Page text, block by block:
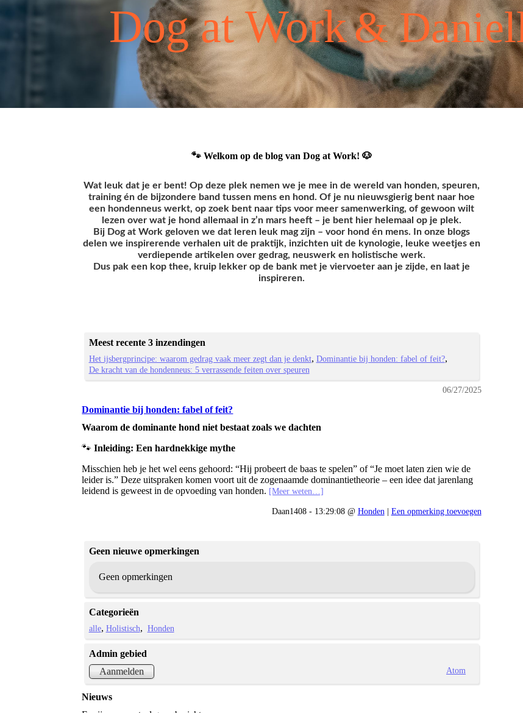
Dog at Work&
🐾 Welkom op de blog van Dog at Work! 🐶
Wat leuk dat je er bent! Op deze plek nemen we je mee in de wereld van honden, speuren,
training én de bijzondere band tussen mens en hond. Of je nu nieuwsgierig bent naar hoe
een hondenneus werkt, op zoek bent naar tips voor meer samenwerking, of gewoon wilt
lezen over wat je hond allemaal in z’n mars heeft – je bent hier helemaal op je plek.
Bij Dog at Work geloven we dat leren leuk mag zijn – voor hond én mens. In onze blogs
delen we inspirerende verhalen uit de praktijk, inzichten uit de kynologie, leuke weetjes en
verdiepende artikelen over gedrag, neuswerk en holistische werk.
Dus pak een kop thee, kruip lekker op de bank met je viervoeter aan je zijde, en laat je
inspireren.
Meest recente 3 inzendingen
Het ijsbergprincipe: waarom gedrag vaak meer zegt dan je denkt Dominantie bij honden: fabel of feit?
De kracht van de hondenneus: 5 verrassende feiten over speuren
06/27/2025
Dominantie bij honden: fabel of feit?
Waarom de dominante hond niet bestaat zoals we dachten
🐾Inleiding: Een hardnekkige mythe
Misschien heb je het wel eens gehoord: “Hij probeert de baas te spelen” of “Je moet laten zien wie de
leider is.” Deze uitspraken komen voort uit de zogenaamde dominantietheorie – een idee dat jarenlang
leidend is geweest in de opvoeding van honden. [Meer weten…]
Daan1408 - 13:29:08 @ Honden | Een opmerking toevoegen
Geen nieuwe opmerkingen
Geen opmerkingen
Categorieën
alle Holistisch Honden
Admin gebied
Aanmelden
Atom
Nieuws